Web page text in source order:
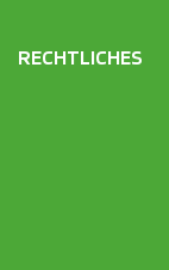
RECHTLICHES